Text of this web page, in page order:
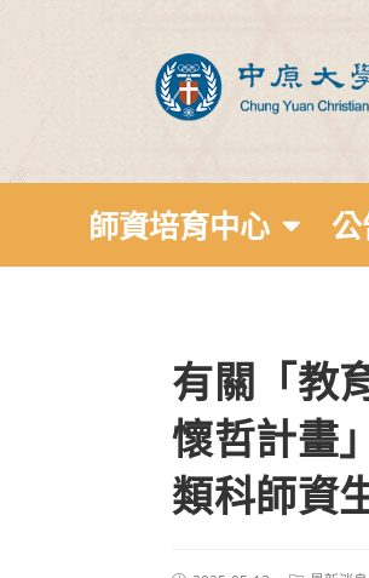
師資培育中心
有關「教
懷哲計畫
類科師資